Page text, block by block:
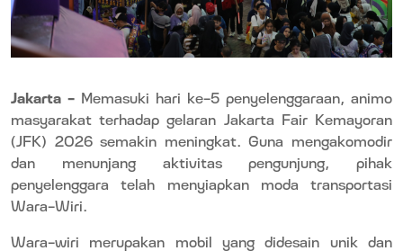
Jakarta – Memasuki hari ke-5 penyelenggaraan, animo
masyarakat terhadap gelaran Jakarta Fair Kemayoran
(JFK) 2026 semakin meningkat. Guna mengakomodir
dan menunjang aktivitas pengunjung, pihak
penyelenggara telah menyiapkan moda transportasi
Wara-Wiri.
Wara-wiri merupakan mobil yang didesain unik dan